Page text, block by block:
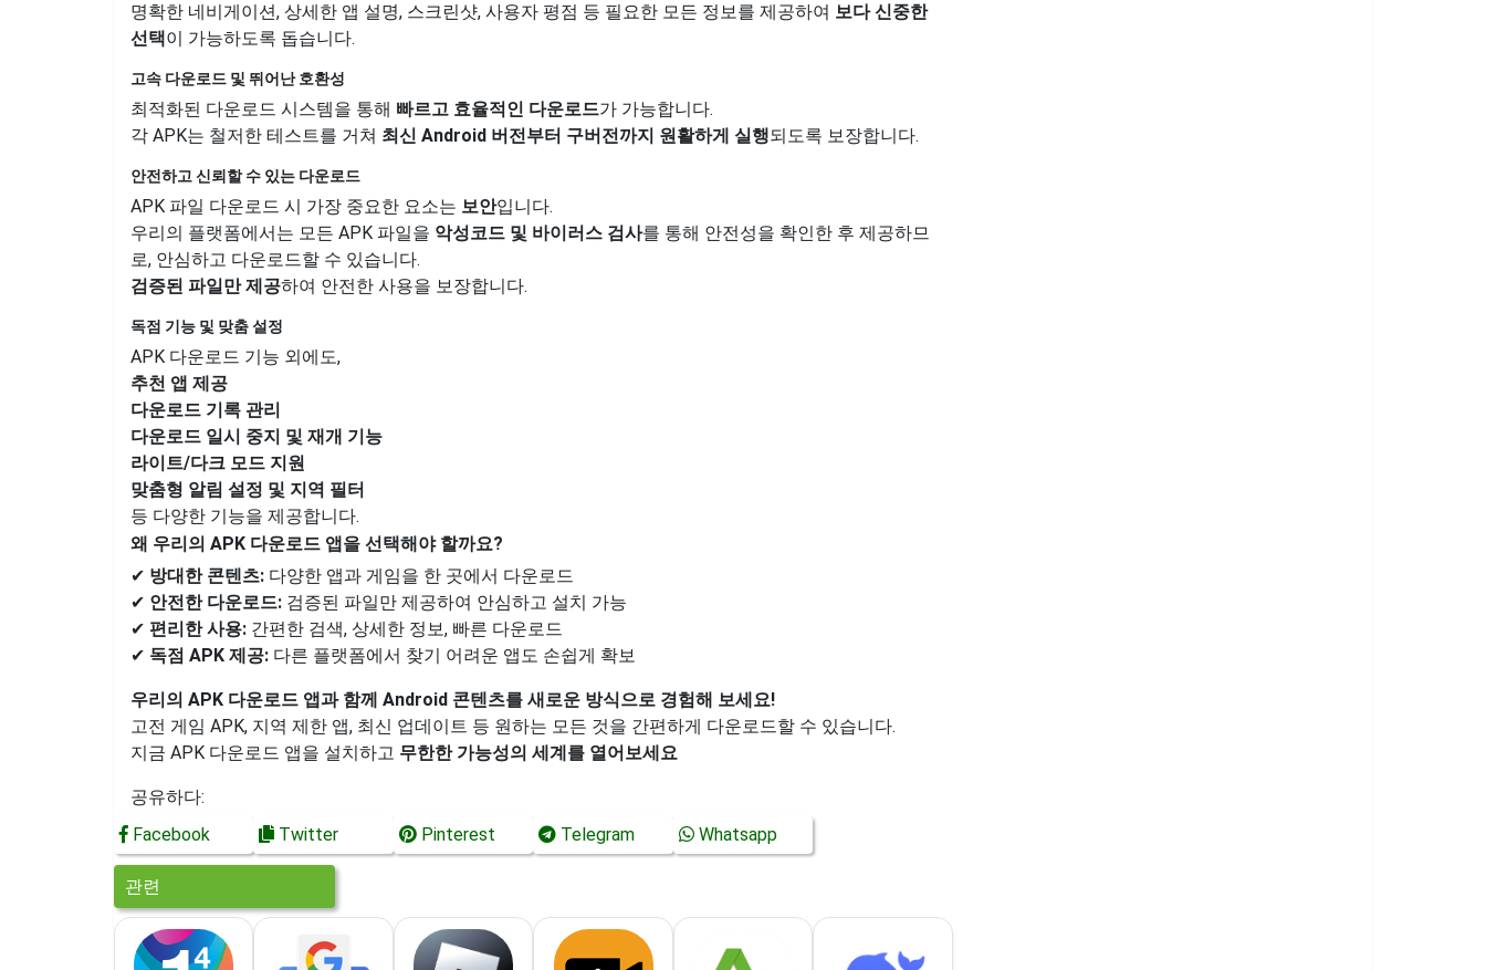
명확한 네비게이션, 상세한 앱 설명, 스크린샷, 사용자 평점 등 필요한 모든 정보를 제공하여 보다 신중한
선택이 가능하도록 돕습니다.
고속 다운로드 및 뛰어난 호환성
최적화된 다운로드 시스템을 통해 빠르고 효율적인 다운로드가 가능합니다.
각 APK는 철저한 테스트를 거쳐 최신 Android 버전부터 구버전까지 원활하게 실행되도록 보장합니다.
안전하고 신뢰할 수 있는 다운로드
APK 파일 다운로드 시 가장 중요한 요소는 보안입니다.
우리의 플랫폼에서는 모든 APK 파일을 악성코드 및 바이러스 검사를 통해 안전성을 확인한 후 제공하므
로, 안심하고 다운로드할 수 있습니다.
검증된 파일만 제공하여 안전한 사용을 보장합니다.
독점 기능 및 맞춤 설정
APK 다운로드 기능 외에도,
추천 앱 제공
다운로드 기록 관리
다운로드 일시 중지 및 재개 기능
라이트/다크 모드 지원
맞춤형 알림 설정 및 지역 필터
등 다양한 기능을 제공합니다.
왜 우리의 APK 다운로드 앱을 선택해야 할까요?
✔ 방대한 콘텐츠: 다양한 앱과 게임을 한 곳에서 다운로드
✔ 안전한 다운로드: 검증된 파일만 제공하여 안심하고 설치 가능
✔ 편리한 사용: 간편한 검색, 상세한 정보, 빠른 다운로드
✔ 독점 APK 제공: 다른 플랫폼에서 찾기 어려운 앱도 손쉽게 확보
우리의 APK 다운로드 앱과 함께 Android 콘텐츠를 새로운 방식으로 경험해 보세요!
고전 게임 APK, 지역 제한 앱, 최신 업데이트 등 원하는 모든 것을 간편하게 다운로드할 수 있습니다.
지금 APK 다운로드 앱을 설치하고 무한한 가능성의 세계를 열어보세요
공유하다:
Facebook
Twitter Pinterest Telegram Whatsapp
관련